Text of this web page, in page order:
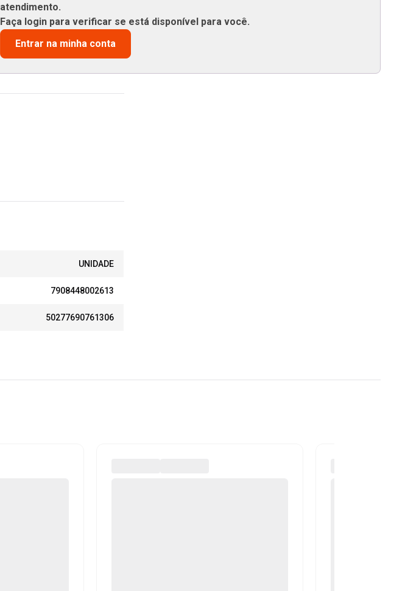
atendimento.
Faça login para verificar se está disponível para você.
Entrar na minha conta
UNIDADE
7908448002613
50277690761306